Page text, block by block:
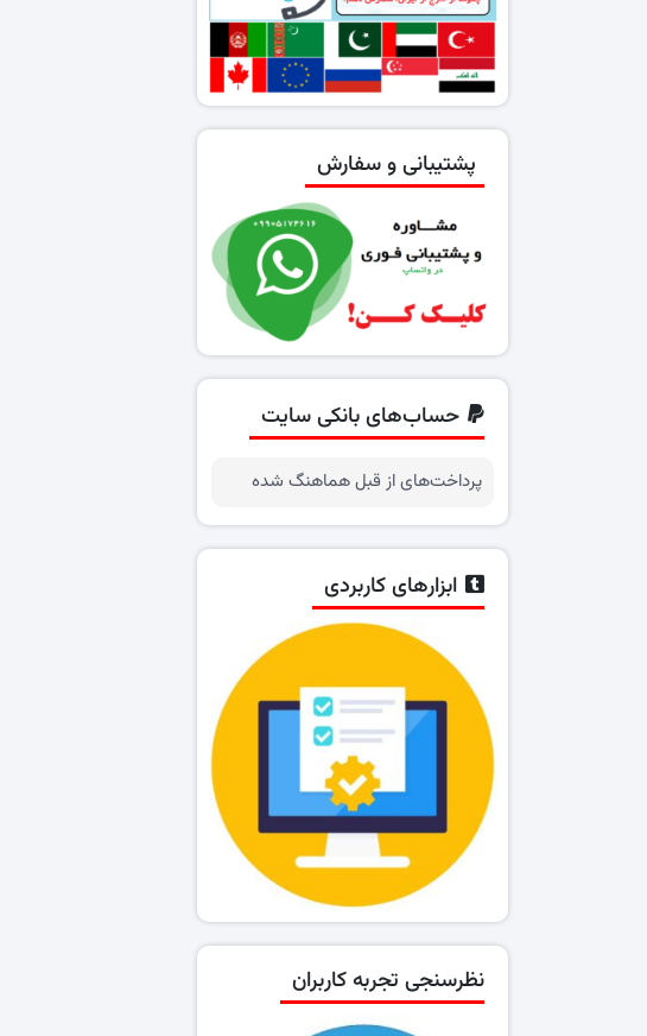
پشتیبانی و سفارش
حساب‌های بانکی سایت
پرداخت‌های از قبل هماهنگ شده
ابزارهای کاربردی
نظرسنجی تجربه کاربران